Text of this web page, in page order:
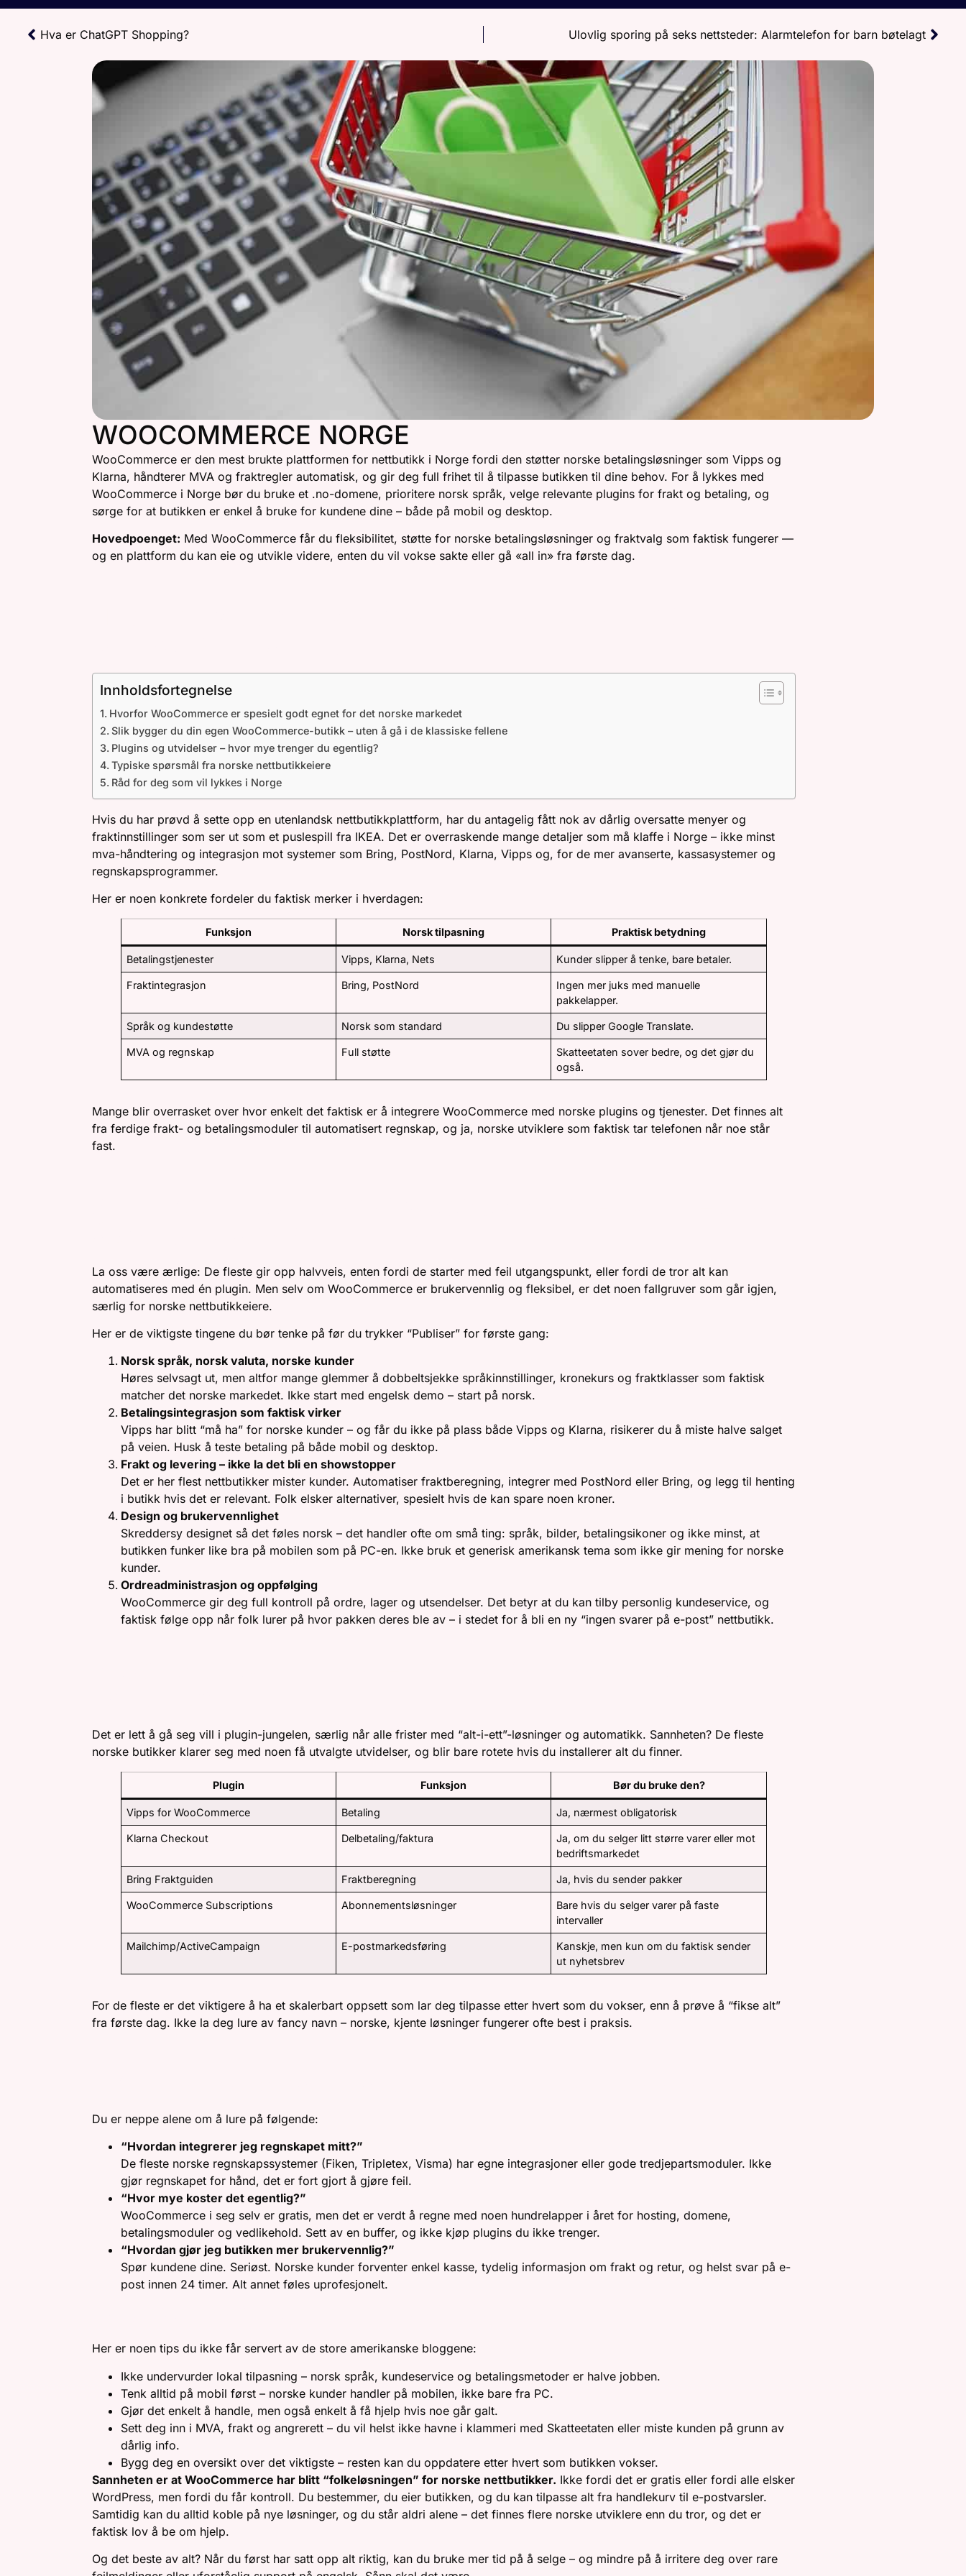
Hva er ChatGPT Shopping? Ulovlig sporing på seks nettsteder: Alarmtelefon for barn bøtelagt
WOOCOMMERCE NORGE
WooCommerce er den mest brukte plattformen for nettbutikk i Norge fordi den støtter norske betalingsløsninger som Vipps og
Klarna, håndterer MVA og fraktregler automatisk, og gir deg full frihet til å tilpasse butikken til dine behov. For å lykkes med
WooCommerce i Norge bør du bruke et .no-domene, prioritere norsk språk, velge relevante plugins for frakt og betaling, og
sørge for at butikken er enkel å bruke for kundene dine – både på mobil og desktop.
Hovedpoenget: Med WooCommerce får du fleksibilitet, støtte for norske betalingsløsninger og fraktvalg som faktisk fungerer —
og en plattform du kan eie og utvikle videre, enten du vil vokse sakte eller gå «all in» fra første dag.
Innholdsfortegnelse
Hvorfor WooCommerce er spesielt godt egnet for det norske markedet
Slik bygger du din egen WooCommerce-butikk – uten å gå i de klassiske fellene
Plugins og utvidelser – hvor mye trenger du egentlig?
Typiske spørsmål fra norske nettbutikkeiere
Råd for deg som vil lykkes i Norge
Hvis du har prøvd å sette opp en utenlandsk nettbutikkplattform, har du antagelig fått nok av dårlig oversatte menyer og
fraktinnstillinger som ser ut som et puslespill fra IKEA. Det er overraskende mange detaljer som må klaffe i Norge – ikke minst
mva-håndtering og integrasjon mot systemer som Bring, PostNord, Klarna, Vipps og, for de mer avanserte, kassasystemer og
regnskapsprogrammer.
Her er noen konkrete fordeler du faktisk merker i hverdagen:
Funksjon Norsk tilpasning Praktisk betydning
Betalingstjenester Vipps, Klarna, Nets Kunder slipper å tenke, bare betaler.
Fraktintegrasjon Bring, PostNord
Ingen mer juks med manuelle
pakkelapper.
Språk og kundestøtte Norsk som standard Du slipper Google Translate.
MVA og regnskap Full støtte
Skatteetaten sover bedre, og det gjør du
også.
Mange blir overrasket over hvor enkelt det faktisk er å integrere WooCommerce med norske plugins og tjenester. Det finnes alt
fra ferdige frakt- og betalingsmoduler til automatisert regnskap, og ja, norske utviklere som faktisk tar telefonen når noe står
fast.
La oss være ærlige: De fleste gir opp halvveis, enten fordi de starter med feil utgangspunkt, eller fordi de tror alt kan
automatiseres med én plugin. Men selv om WooCommerce er brukervennlig og fleksibel, er det noen fallgruver som går igjen,
særlig for norske nettbutikkeiere.
Her er de viktigste tingene du bør tenke på før du trykker “Publiser” for første gang:
Norsk språk, norsk valuta, norske kunder
Høres selvsagt ut, men altfor mange glemmer å dobbeltsjekke språkinnstillinger, kronekurs og fraktklasser som faktisk
matcher det norske markedet. Ikke start med engelsk demo – start på norsk.
Betalingsintegrasjon som faktisk virker
Vipps har blitt “må ha” for norske kunder – og får du ikke på plass både Vipps og Klarna, risikerer du å miste halve salget
på veien. Husk å teste betaling på både mobil og desktop.
Frakt og levering – ikke la det bli en showstopper
Det er her flest nettbutikker mister kunder. Automatiser fraktberegning, integrer med PostNord eller Bring, og legg til henting
i butikk hvis det er relevant. Folk elsker alternativer, spesielt hvis de kan spare noen kroner.
Design og brukervennlighet
Skreddersy designet så det føles norsk – det handler ofte om små ting: språk, bilder, betalingsikoner og ikke minst, at
butikken funker like bra på mobilen som på PC-en. Ikke bruk et generisk amerikansk tema som ikke gir mening for norske
kunder.
Ordreadministrasjon og oppfølging
WooCommerce gir deg full kontroll på ordre, lager og utsendelser. Det betyr at du kan tilby personlig kundeservice, og
faktisk følge opp når folk lurer på hvor pakken deres ble av – i stedet for å bli en ny “ingen svarer på e-post” nettbutikk.
Det er lett å gå seg vill i plugin-jungelen, særlig når alle frister med “alt-i-ett”-løsninger og automatikk. Sannheten? De fleste
norske butikker klarer seg med noen få utvalgte utvidelser, og blir bare rotete hvis du installerer alt du finner.
Plugin Funksjon Bør du bruke den?
Vipps for WooCommerce Betaling Ja, nærmest obligatorisk
Klarna Checkout Delbetaling/faktura
Ja, om du selger litt større varer eller mot
bedriftsmarkedet
Bring Fraktguiden Fraktberegning Ja, hvis du sender pakker
WooCommerce Subscriptions Abonnementsløsninger
Bare hvis du selger varer på faste
intervaller
Mailchimp/ActiveCampaign E-postmarkedsføring
Kanskje, men kun om du faktisk sender
ut nyhetsbrev
For de fleste er det viktigere å ha et skalerbart oppsett som lar deg tilpasse etter hvert som du vokser, enn å prøve å “fikse alt”
fra første dag. Ikke la deg lure av fancy navn – norske, kjente løsninger fungerer ofte best i praksis.
Du er neppe alene om å lure på følgende:
“Hvordan integrerer jeg regnskapet mitt?”
De fleste norske regnskapssystemer (Fiken, Tripletex, Visma) har egne integrasjoner eller gode tredjepartsmoduler. Ikke
gjør regnskapet for hånd, det er fort gjort å gjøre feil.
“Hvor mye koster det egentlig?”
WooCommerce i seg selv er gratis, men det er verdt å regne med noen hundrelapper i året for hosting, domene,
betalingsmoduler og vedlikehold. Sett av en buffer, og ikke kjøp plugins du ikke trenger.
“Hvordan gjør jeg butikken mer brukervennlig?”
Spør kundene dine. Seriøst. Norske kunder forventer enkel kasse, tydelig informasjon om frakt og retur, og helst svar på e-
post innen 24 timer. Alt annet føles uprofesjonelt.
Her er noen tips du ikke får servert av de store amerikanske bloggene:
Ikke undervurder lokal tilpasning – norsk språk, kundeservice og betalingsmetoder er halve jobben.
Tenk alltid på mobil først – norske kunder handler på mobilen, ikke bare fra PC.
Gjør det enkelt å handle, men også enkelt å få hjelp hvis noe går galt.
Sett deg inn i MVA, frakt og angrerett – du vil helst ikke havne i klammeri med Skatteetaten eller miste kunden på grunn av
dårlig info.
Bygg deg en oversikt over det viktigste – resten kan du oppdatere etter hvert som butikken vokser.
Sannheten er at WooCommerce har blitt “folkeløsningen” for norske nettbutikker. Ikke fordi det er gratis eller fordi alle elsker
WordPress, men fordi du får kontroll. Du bestemmer, du eier butikken, og du kan tilpasse alt fra handlekurv til e-postvarsler.
Samtidig kan du alltid koble på nye løsninger, og du står aldri alene – det finnes flere norske utviklere enn du tror, og det er
faktisk lov å be om hjelp.
Og det beste av alt? Når du først har satt opp alt riktig, kan du bruke mer tid på å selge – og mindre på å irritere deg over rare